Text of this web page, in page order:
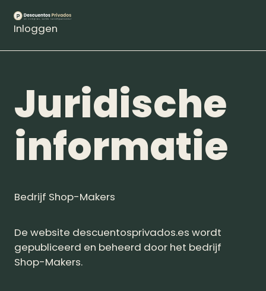
Inloggen
Juridische
informatie
Bedrijf Shop-Makers
De website descuentosprivados.es wordt
gepubliceerd en beheerd door het bedrijf
Shop-Makers.